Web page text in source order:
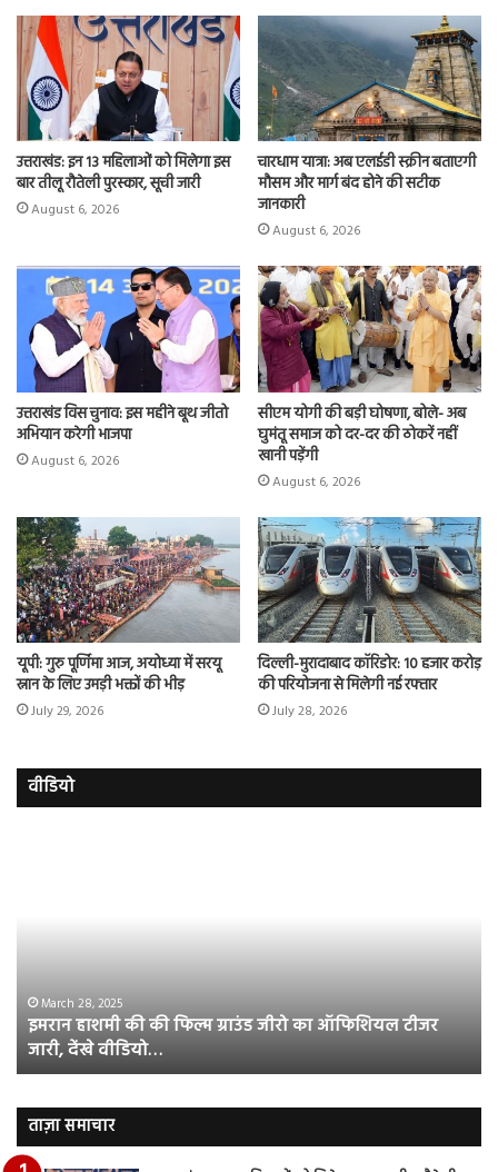
उत्तराखंड: इन 13 महिलाओं को मिलेगा इस
बार तीलू रौतेली पुरस्कार, सूची जारी
August 6, 2026
चारधाम यात्रा: अब एलईडी स्क्रीन बताएगी
मौसम और मार्ग बंद होने की सटीक
जानकारी
August 6, 2026
उत्तराखंड विस चुनाव: इस महीने बूथ जीतो
अभियान करेगी भाजपा
August 6, 2026
सीएम योगी की बड़ी घोषणा, बोले- अब
घुमंतू समाज को दर-दर की ठोकरें नहीं
खानी पड़ेंगी
August 6, 2026
यूपी: गुरु पूर्णिमा आज, अयोध्या में सरयू
स्नान के लिए उमड़ी भक्तों की भीड़
July 29, 2026
दिल्ली-मुरादाबाद कॉरिडोर: 10 हजार करोड़
की परियोजना से मिलेगी नई रफ्तार
July 28, 2026
वीडियो
का
ऑफिशियल
टीजर
जारी,
वीडियो…
March 28, 2025
इमरान हाशमी की की फिल्म ग्राउंड जीरो का ऑफिशियल टीजर
जारी, देंखे वीडियो…
ताज़ा समाचार